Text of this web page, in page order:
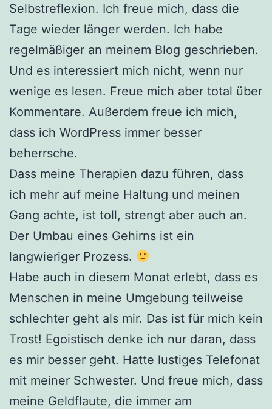
Selbstreflexion. Ich freue mich, dass die
Tage wieder länger werden. Ich habe
regelmäßiger an meinem Blog geschrieben.
Und es interessiert mich nicht, wenn nur
wenige es lesen. Freue mich aber total über
Kommentare. Außerdem freue ich mich,
dass ich WordPress immer besser
beherrsche.
Dass meine Therapien dazu führen, dass
ich mehr auf meine Haltung und meinen
Gang achte, ist toll, strengt aber auch an.
Der Umbau eines Gehirns ist ein
langwieriger Prozess.
Habe auch in diesem Monat erlebt, dass es
Menschen in meine Umgebung teilweise
schlechter geht als mir. Das ist für mich kein
Trost! Egoistisch denke ich nur daran, dass
es mir besser geht. Hatte lustiges Telefonat
mit meiner Schwester. Und freue mich, dass
meine Geldflaute, die immer am